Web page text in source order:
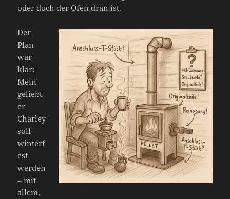
oder doch der Ofen dran ist.
Der
Plan
war
klar:
Mein
geliebt
er
Charley
soll
winterf
est
werden
– mit
allem,